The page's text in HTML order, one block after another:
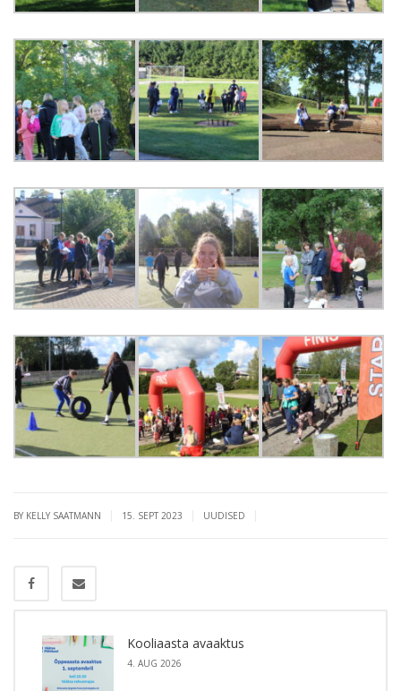
BY KELLY SAATMANN 15. SEPT 2023 UUDISED
Kooliaasta avaaktus
4. AUG 2026